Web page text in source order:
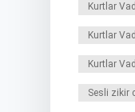
Kurtlar
Kurtlar
Kurtlar
Sesli zikir